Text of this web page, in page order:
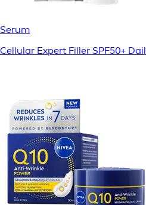
Serum
Cellular Expert Filler SPF50+